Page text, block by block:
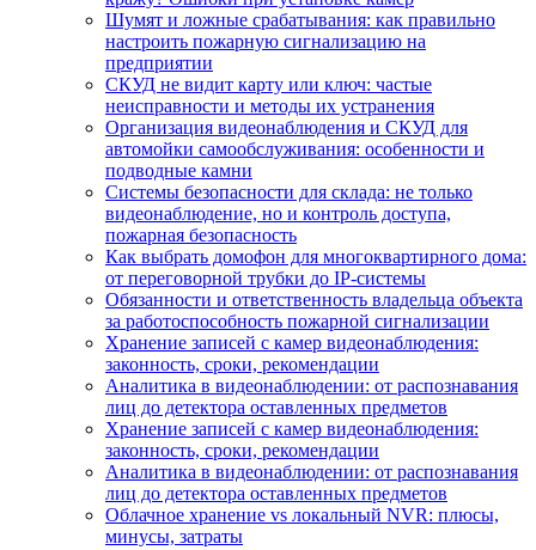
Шумят и ложные срабатывания: как правильно
настроить пожарную сигнализацию на
предприятии
СКУД не видит карту или ключ: частые
неисправности и методы их устранения
Организация видеонаблюдения и СКУД для
автомойки самообслуживания: особенности и
подводные камни
Системы безопасности для склада: не только
видеонаблюдение, но и контроль доступа,
пожарная безопасность
Как выбрать домофон для многоквартирного дома:
от переговорной трубки до IP-системы
Обязанности и ответственность владельца объекта
за работоспособность пожарной сигнализации
Хранение записей с камер видеонаблюдения:
законность, сроки, рекомендации
Аналитика в видеонаблюдении: от распознавания
лиц до детектора оставленных предметов
Хранение записей с камер видеонаблюдения:
законность, сроки, рекомендации
Аналитика в видеонаблюдении: от распознавания
лиц до детектора оставленных предметов
Облачное хранение vs локальный NVR: плюсы,
минусы, затраты